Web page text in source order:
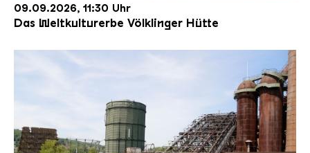
09.09.2026, 11:30 Uhr
Das Weltkulturerbe Völklinger Hütte